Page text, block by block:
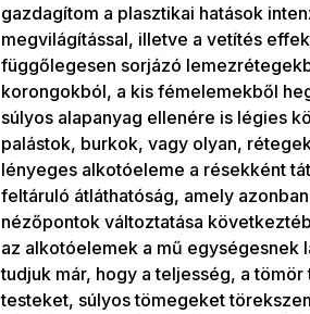
gazdagítom a plasztikai hatások
megvilágítással, illetve a vetítés
függőlegesen sorjázó
korongokból, a kis fémelemekből
súlyos alapanyag ellenére is légies
palástok, burkok, vagy olyan,
lényeges alkotóeleme a résekként
feltáruló átláthatóság, amely
nézőpontok változtatása
az alkotóelemek a mű
tudjuk már, hogy a teljesség, a
testeket, súlyos tömegeket